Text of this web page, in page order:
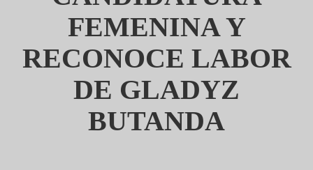
FEMENINA Y
RECONOCE LABOR
DE GLADYZ
BUTANDA